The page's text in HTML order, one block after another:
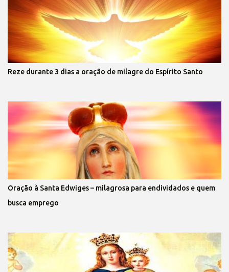
Reze durante 3 dias a oração de milagre do Espírito Santo
Oração à Santa Edwiges – milagrosa para endividados e quem
busca emprego